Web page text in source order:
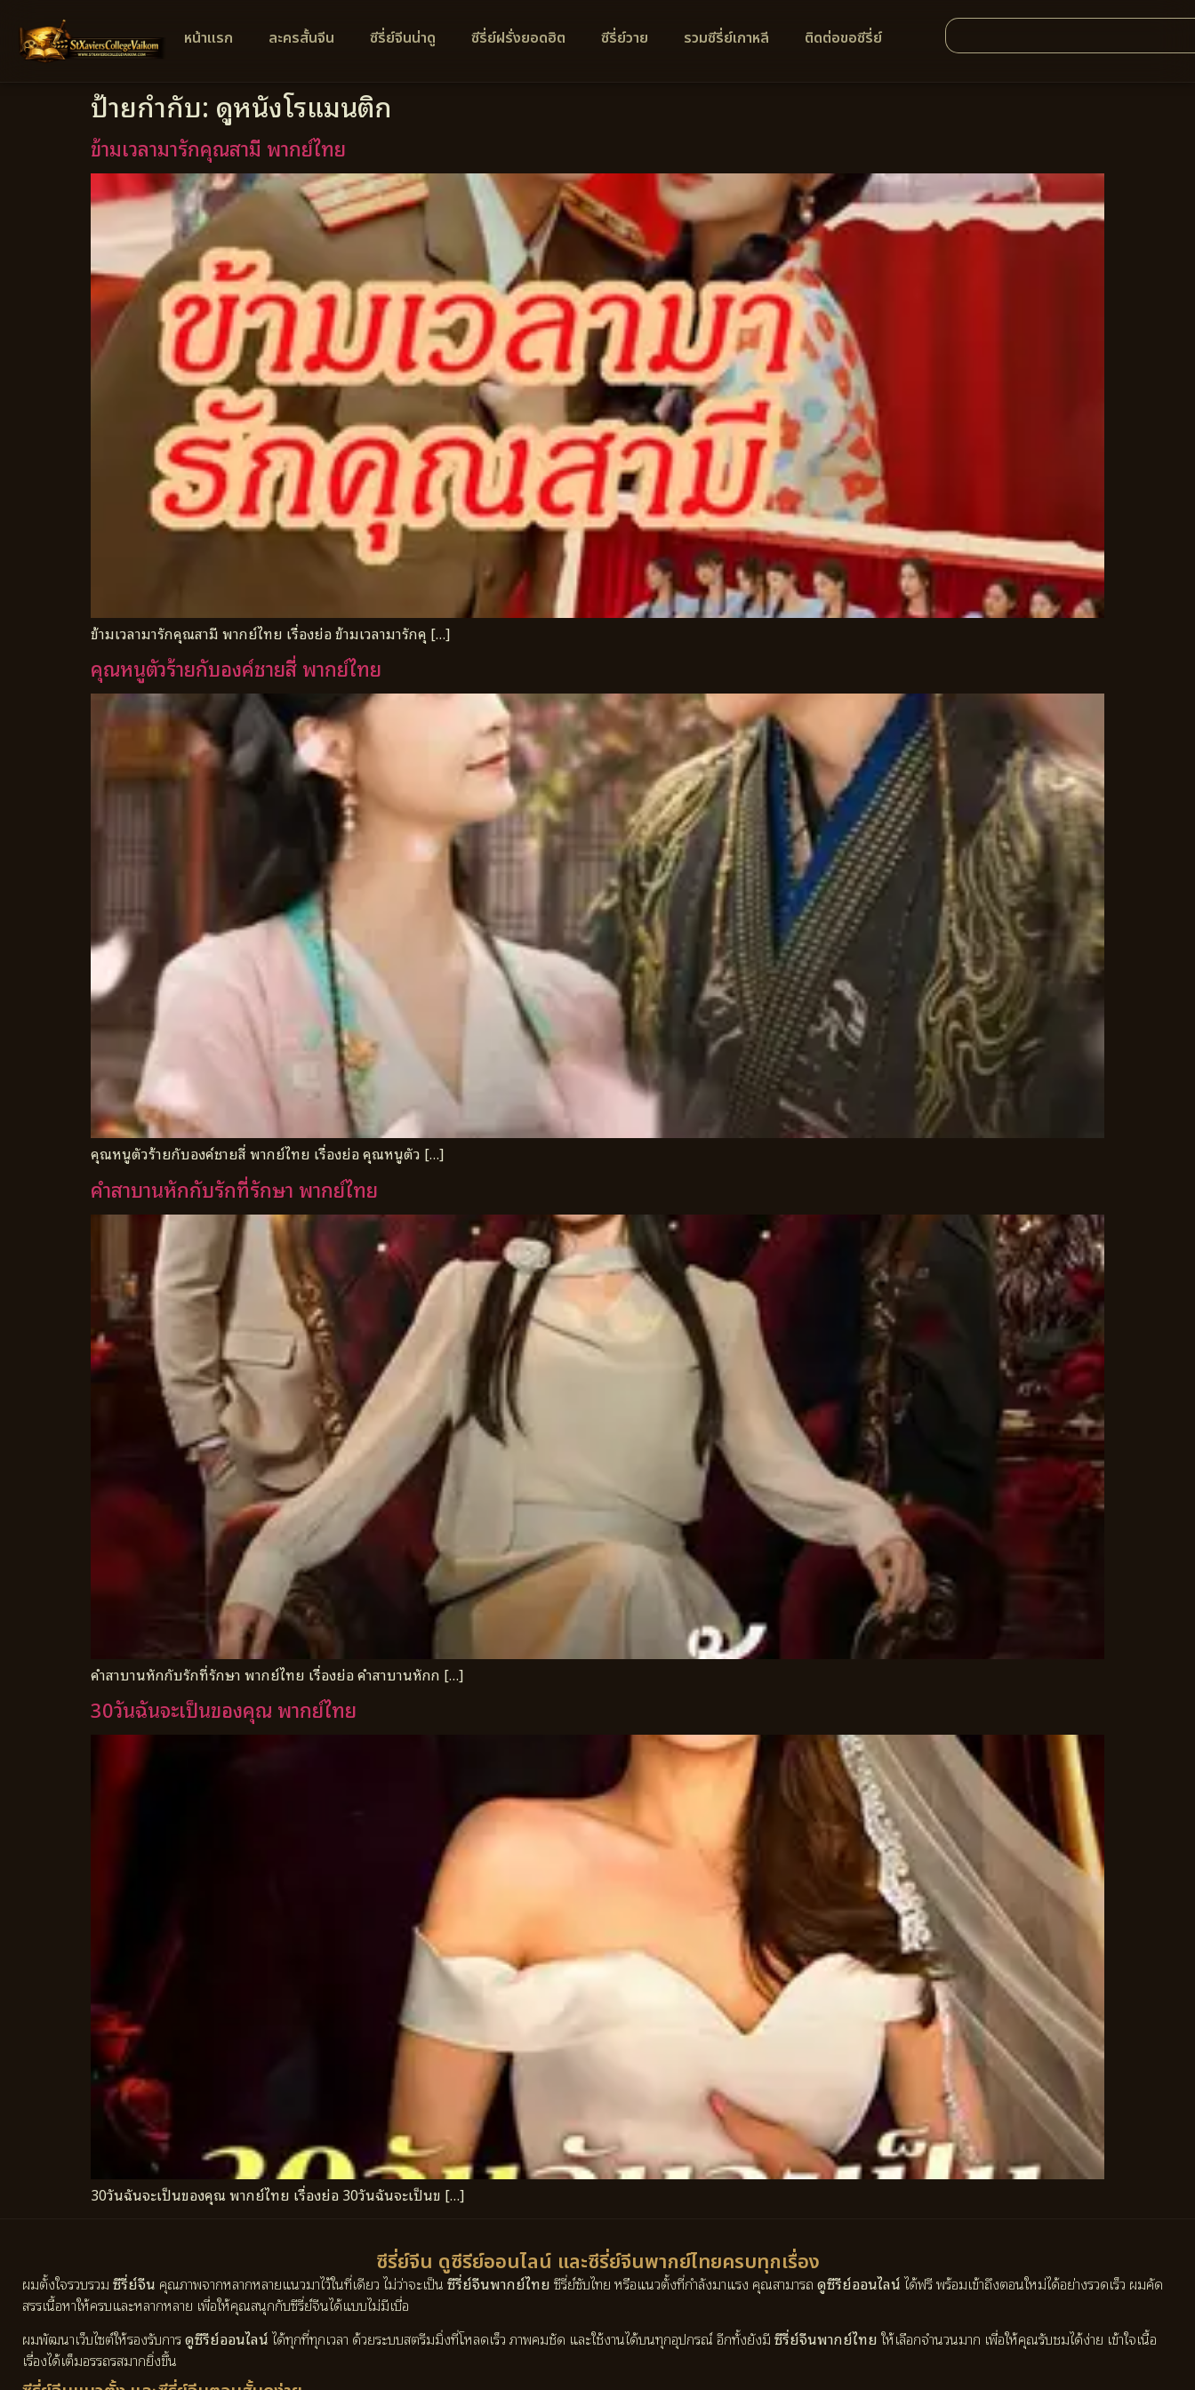
หน้าแรก ละครสั้นจีน ซีรี่ย์จีนน่าดู ซีรี่ย์ฝรั่งยอดฮิต ซีรี่ย์วาย รวมซีรี่ย์เกาหลี ติดต่อขอซีรี่ย์
ป้ายกำกับ: ดูหนังโรแมนติก
ข้ามเวลามารักคุณสามี พากย์ไทย
ข้ามเวลามารักคุณสามี พากย์ไทย เรื่องย่อ ข้ามเวลามารักคุ […]
คุณหนูตัวร้ายกับองค์ชายสี่ พากย์ไทย
คุณหนูตัวร้ายกับองค์ชายสี่ พากย์ไทย เรื่องย่อ คุณหนูตัว […]
คำสาบานหักกับรักที่รักษา พากย์ไทย
คำสาบานหักกับรักที่รักษา พากย์ไทย เรื่องย่อ คำสาบานหักก […]
30วันฉันจะเป็นของคุณ พากย์ไทย
30วันฉันจะเป็นของคุณ พากย์ไทย เรื่องย่อ 30วันฉันจะเป็นข […]
ซีรี่ย์จีน ดูซีรีย์ออนไลน์ และซีรี่ย์จีนพากย์ไทยครบทุกเรื่อง
ผมตั้งใจรวบรวมซีรี่ย์จีน คุณภาพจากหลากหลายแนวมาไว้ในที่เดียว ไม่ว่าจะเป็นซีรี่ย์จีนพากย์ไทยซีรี่ย์ซับไทย หรือแนวตั้งที่กำลังมาแรง คุณสามารถดูซีรีย์ออนไลน์ได้ฟรี พร้อมเข้าถึงตอนใหม่ได้อย่างรวดเร็ว ผมคัด
สรรเนื้อหาให้ครบและหลากหลาย เพื่อให้คุณสนุกกับซีรี่ย์จีนได้แบบไม่มีเบื่อ
ผมพัฒนาเว็บไซต์ให้รองรับการดูซีรีย์ออนไลน์ได้ทุกที่ทุกเวลา ด้วยระบบสตรีมมิ่งที่โหลดเร็ว ภาพคมชัด และใช้งานได้บนทุกอุปกรณ์ อีกทั้งยังมีซีรี่ย์จีนพากย์ไทยให้เลือกจำนวนมาก เพื่อให้คุณรับชมได้ง่าย เข้าใจเนื้อ
เรื่องได้เต็มอรรถรสมากยิ่งขึ้น